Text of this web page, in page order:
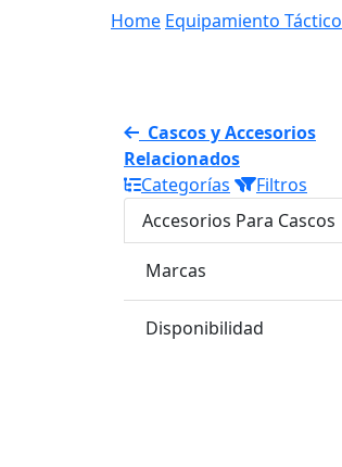
Home Equipamiento Táctico
Cascos y Accesorios
Relacionados
Categorías
Filtros
Accesorios Para Cascos
Marcas
Disponibilidad